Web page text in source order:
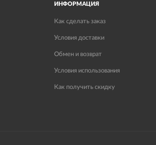
ИНФОРМАЦИЯ
Как сделать заказ
Условия доставки
Обмен и возврат
Условия использования
Как получить скидку